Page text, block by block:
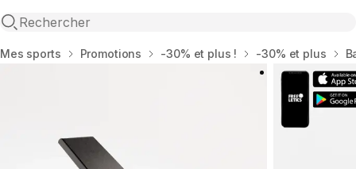
Open search
Accueil
Mes sports Promotions -30% et plus ! -30% et plus